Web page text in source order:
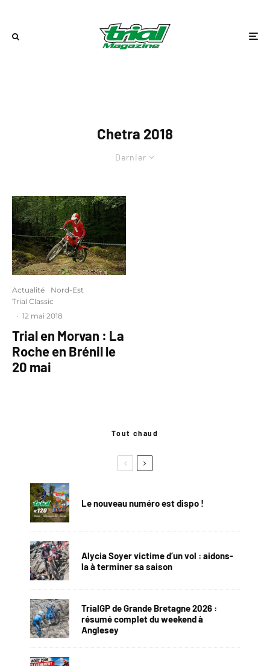
Chetra 2018
Dernier
Actualité
Nord-Est
Trial Classic
· 12 mai 2018
Trial en Morvan : La
Roche en Brénil le
20 mai
Tout chaud
Le nouveau numéro est dispo !
Alycia Soyer victime d’un vol : aidons-
la à terminer sa saison
TrialGP de Grande Bretagne 2026 :
résumé complet du weekend à
Anglesey